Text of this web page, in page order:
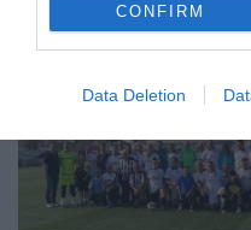
CONFIRM
Data Deletion
Σχετικά Άρθρα